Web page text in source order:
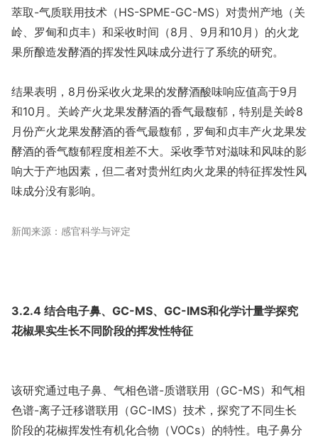
萃取-气质联用技术（HS-SPME-GC-MS）对贵州产地（关
岭、罗甸和贞丰）和采收时间（8月、9月和10月）的火龙
果所酿造发酵酒的挥发性风味成分进行了系统的研究。
结果表明，8月份采收火龙果的发酵酒酸味响应值高于9月
和10月。关岭产火龙果发酵酒的香气最馥郁，特别是关岭8
月份产火龙果发酵酒的香气最馥郁，罗甸和贞丰产火龙果发
酵酒的香气馥郁程度相差不大。采收季节对滋味和风味的影
响大于产地因素，但二者对贵州红肉火龙果的特征挥发性风
味成分没有影响。
新闻来源：感官科学与评定
3.2.4 结合电子鼻、GC-MS、GC-IMS和化学计量学探究
花椒果实生长不同阶段的挥发性特征
该研究通过电子鼻、气相色谱-质谱联用（GC-MS）和气相
色谱-离子迁移谱联用（GC-IMS）技术，探究了不同生长
阶段的花椒挥发性有机化合物（VOCs）的特性。电子鼻分